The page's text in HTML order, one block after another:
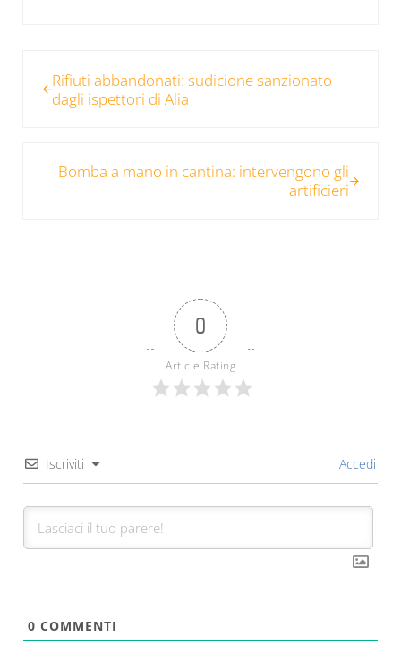
Rifiuti abbandonati: sudicione sanzionato
dagli ispettori di Alia
Bomba a mano in cantina: intervengono gli
artificieri
0
Article Rating
Iscriviti Accedi
0 COMMENTI